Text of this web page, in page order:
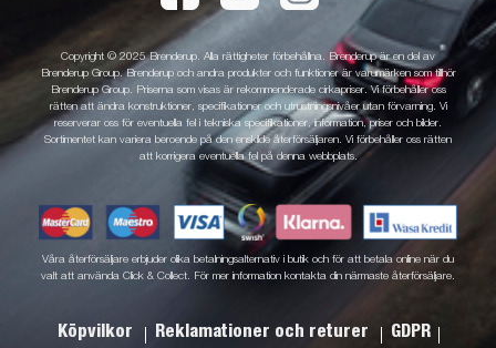
Copyright © 2025 Brenderup. Alla rättigheter förbehållna. Brenderup är en del av
Brenderup Group. Brenderup och andra produkter och funktioner är varumärken som tillhör
Brenderup Group. Priserna som visas är rekommenderade cirkapriser. Vi förbehåller oss
rätten att ändra konstruktioner, specifikationer och utrustningsnivåer utan förvarning. Vi
reserverar oss för eventuella fel i tekniska specifikationer, information, priser och bilder.
Sortimentet kan variera beroende på den enskilde återförsäljaren. Vi förbehåller oss rätten
att korrigera eventuella fel på denna webbplats.
Våra återförsäljare erbjuder olika betalningsalternativ i butik och för att betala online när du
valt att använda Click & Collect. För mer information kontakta din närmaste återförsäljare.
Köpvilkor Reklamationer och returer GDPR